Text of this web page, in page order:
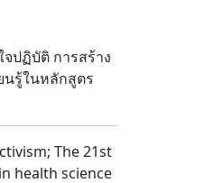
ปฏิบัติ การสร้าง
รู้ในหลักสูตร
The 21st
health science